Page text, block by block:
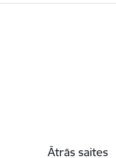
Ātrās saites